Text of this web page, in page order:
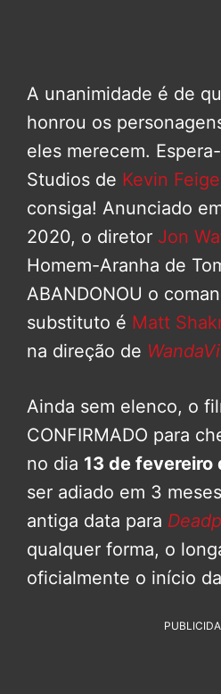
A unanimidade é de
honrou os
eles merecem.
Studios de Kevin Feige
consiga! Anunciado
2020, o diretor Jon
Homem-Aranha de
ABANDONOU o
substituto é Matt
na direção de
Ainda sem elenco, o
CONFIRMADO para
no dia 13 de fevereiro
ser adiado em 3
antiga data para
qualquer forma, o
oficialmente o início